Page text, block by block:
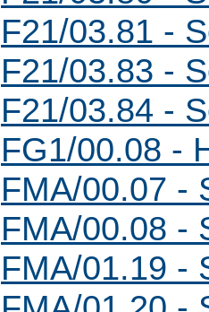
F21/03.81 -
F21/03.83 -
F21/03.84 -
FG1/00.08 -
FMA/00.07 -
FMA/00.08 -
FMA/01.19 -